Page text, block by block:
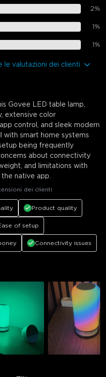
2%
1%
1%
le valutazioni dei clienti
Govee LED table lamp,
extensive color
control, and sleek modern
with smart home systems
being frequently
about connectivity
and limitations with
native app.
dei clienti
Product quality
of setup
Connectivity issues